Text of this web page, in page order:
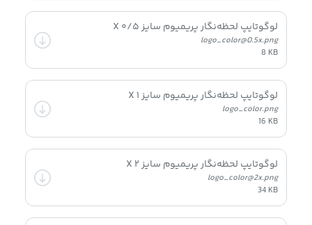
لوگوتایپ لحظه‌نگار پریمیوم سایز ۰/۵ X
logo_color@0.5x.png
8 KB
لوگوتایپ لحظه‌نگار پریمیوم سایز ۱ X
logo_color.png
16 KB
لوگوتایپ لحظه‌نگار پریمیوم سایز ۲ X
logo_color@2x.png
34 KB